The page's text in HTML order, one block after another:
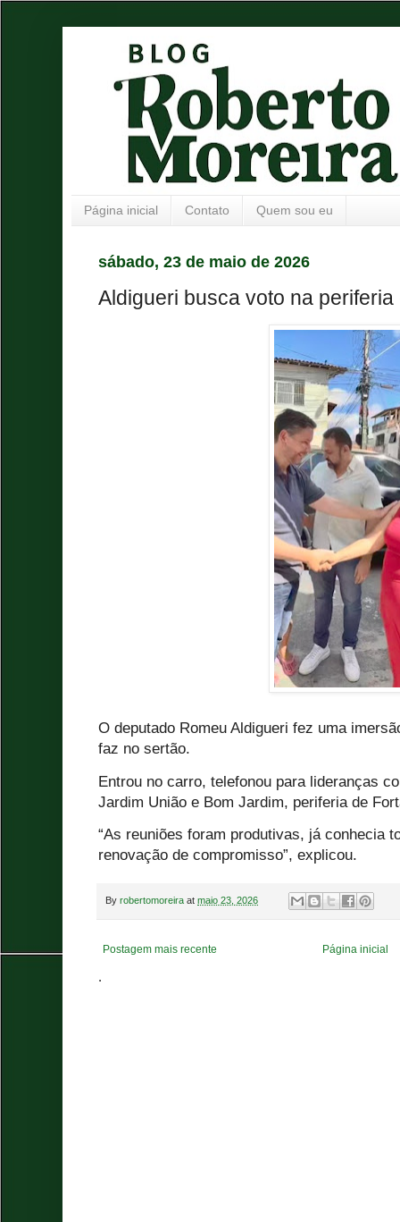
Página inicial Contato Quem sou eu
sábado, 23 de maio de 2026
Aldigueri busca voto na
O deputado Romeu Aldigueri fez uma
faz no sertão.
Entrou no carro, telefonou para lideranças
Jardim União e Bom Jardim, periferia de
“As reuniões foram produtivas, já conhecia
renovação de compromisso”, explicou.
By robertomoreira at maio 23, 2026
Postagem mais recente Página inicial
.